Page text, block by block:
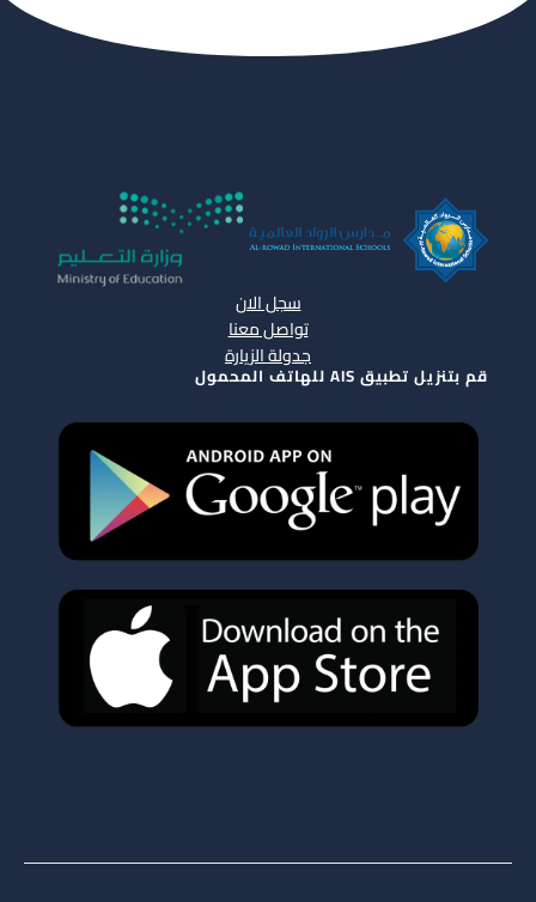
سجل الان
تواصل معنا
جدولة الزيارة
قم بتنزيل تطبيق AIS للهاتف المحمول